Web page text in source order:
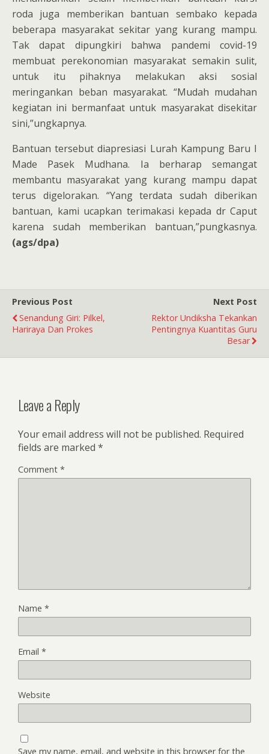
roda juga memberikan bantuan sembako kepada
beberapa masyarakat sekitar yang kurang mampu.
Tak dapat dipungkiri bahwa pandemi covid-19
membuat perekonomian masyarakat semakin sulit,
untuk itu pihaknya melakukan aksi sosial
meringankan beban masyarakat. “Mudah mudahan
kegiatan ini bermanfaat untuk masyarakat disekitar
sini,”ungkapnya.
Bantuan tersebut diapresiasi Lurah Kampung Baru I
Made Pasek Mudhana. Ia berharap semangat
membantu masyarakat yang kurang mampu dapat
terus digelorakan. “Yang terdata sudah diberikan
bantuan, kami ucapkan terimakasi kepada dr Caput
karena sudah memberikan bantuan,”pungkasnya.
(ags/dpa)
Previous Post
Senandung Giri: Pilkel,
Hariraya Dan Prokes
Next Post
Rektor Undiksha Tekankan
Pentingnya Kuantitas Guru
Besar
Leave a Reply
Your email address will not be published. Required
fields are marked *
Comment *
Name *
Email *
Website
Save my name, email, and website in this browser for the